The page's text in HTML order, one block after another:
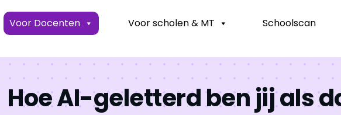
Voor Docenten Voor scholen & MT Schoolscan
Hoe AI-geletterd ben jij als